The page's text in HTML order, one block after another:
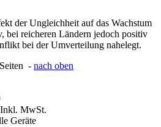
der Ungleichheit auf das Wachstum
bei reicheren Ländern jedoch positiv
bei der Umverteilung nahelegt.
- nach oben
MwSt.
Geräte